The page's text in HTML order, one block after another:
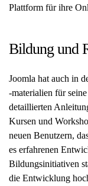
Plattform für ihre
Bildung und
Joomla hat auch in
-materialien für
detaillierten
Kursen und
neuen Benutzern,
es erfahrenen
Bildungsinitiativen
die Entwicklung